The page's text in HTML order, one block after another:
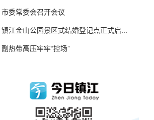
市委常委会召开会议
镇江金山公园景区式结婚登记点正式启...
副热带高压牢牢“控场”